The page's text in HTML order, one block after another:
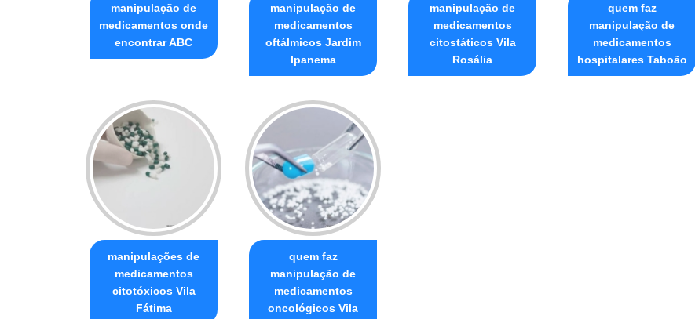
manipulação de
medicamentos onde
encontrar ABC
manipulação de
medicamentos
oftálmicos Jardim
Ipanema
manipulação de
medicamentos
citostáticos Vila
Rosália
quem faz
manipulação de
medicamentos
hospitalares Taboão
manipulações de
medicamentos
citotóxicos Vila
Fátima
quem faz
manipulação de
medicamentos
oncológicos Vila